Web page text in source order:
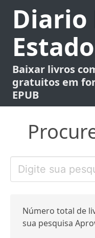
Diario
Estado
Baixar livros
gratuitos em
EPUB
Número total de
sua pesquisa